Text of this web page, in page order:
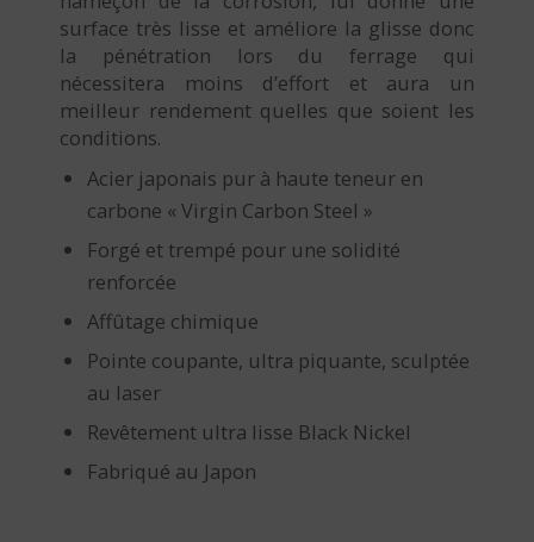
surface très lisse et améliore la glisse donc
la pénétration lors du ferrage qui
nécessitera moins d’effort et aura un
meilleur rendement quelles que soient les
conditions.
Acier japonais pur à haute teneur en
carbone « Virgin Carbon Steel »
Forgé et trempé pour une solidité
renforcée
Affûtage chimique
Pointe coupante, ultra piquante, sculptée
au laser
Revêtement ultra lisse Black Nickel
Fabriqué au Japon